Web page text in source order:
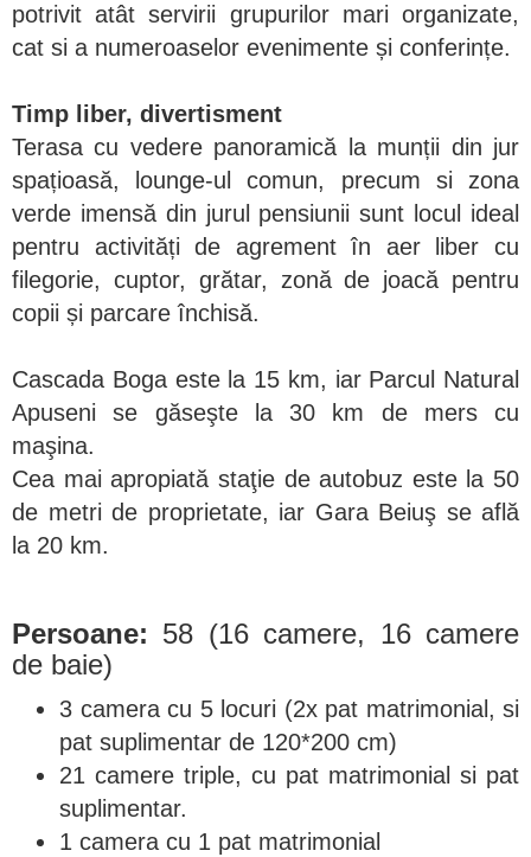
potrivit atât servirii grupurilor mari organizate,
cat si a numeroaselor evenimente și conferințe.
Timp liber, divertisment
Terasa cu vedere panoramică la munții din jur
spațioasă, lounge-ul comun, precum si zona
verde imensă din jurul pensiunii sunt locul ideal
pentru activități de agrement în aer liber cu
filegorie, cuptor, grătar, zonă de joacă pentru
copii și parcare închisă.
Cascada Boga este la 15 km, iar Parcul Natural
Apuseni se găseşte la 30 km de mers cu
maşina.
Cea mai apropiată staţie de autobuz este la 50
de metri de proprietate, iar Gara Beiuş se află
la 20 km.
Persoane: 58 (16 camere, 16 camere
de baie)
3 camera cu 5 locuri (2x pat matrimonial, si
pat suplimentar de 120*200 cm)
21 camere triple, cu pat matrimonial si pat
suplimentar.
1 camera cu 1 pat matrimonial